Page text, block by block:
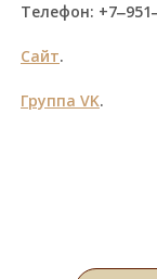
Телефон:
Сайт.
Группа VK.